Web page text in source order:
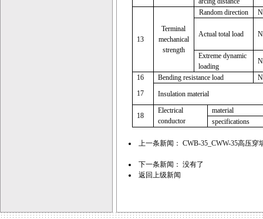
13
Terminal
mechanical
strength
Random direction N
Actual total load N
Extreme dynamic
loading
N
16
Bending resistance load
N
17
Insulation material
18
Electrical
conductor
material
specifications
上一条新闻： CWB-35_CWW-35高压穿
下一条新闻： 没有了
返回上级新闻